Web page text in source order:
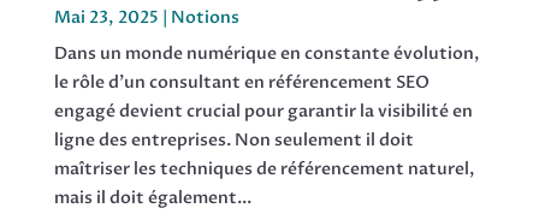
Mai 23, 2025
Notions
Dans un monde numérique en constante évolution,
le rôle d'un consultant en référencement SEO
engagé devient crucial pour garantir la visibilité en
ligne des entreprises. Non seulement il doit
maîtriser les techniques de référencement naturel,
mais il doit également...